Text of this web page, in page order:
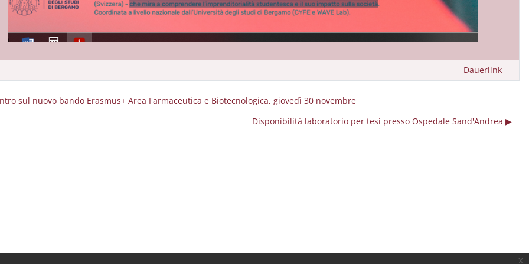
x
Dauerlink
sul nuovo bando Erasmus+ Area Farmaceutica e Biotecnologica, giovedì 30 novembre
Disponibilità laboratorio per tesi presso Ospedale Sand'Andrea ▶︎